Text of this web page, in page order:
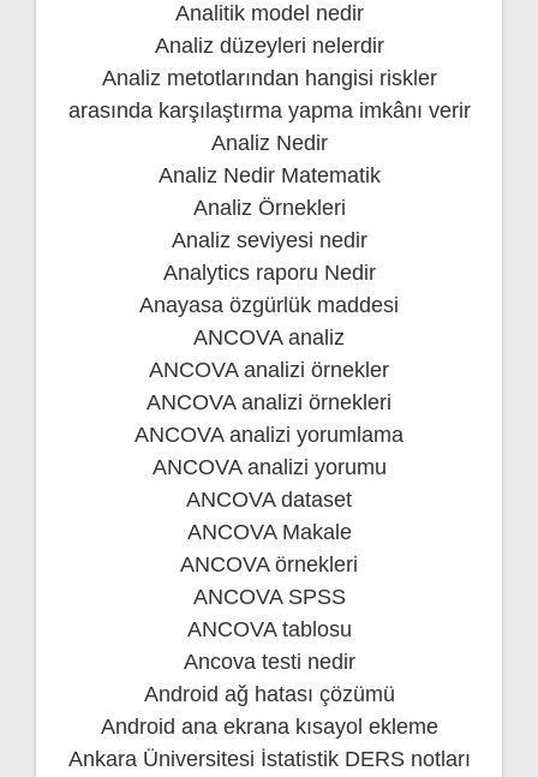
Analitik model nedir
Analiz düzeyleri nelerdir
Analiz metotlarından hangisi riskler
arasında karşılaştırma yapma imkânı verir
Analiz Nedir
Analiz Nedir Matematik
Analiz Örnekleri
Analiz seviyesi nedir
Analytics raporu Nedir
Anayasa özgürlük maddesi
ANCOVA analiz
ANCOVA analizi örnekler
ANCOVA analizi örnekleri
ANCOVA analizi yorumlama
ANCOVA analizi yorumu
ANCOVA dataset
ANCOVA Makale
ANCOVA örnekleri
ANCOVA SPSS
ANCOVA tablosu
Ancova testi nedir
Android ağ hatası çözümü
Android ana ekrana kısayol ekleme
Ankara Üniversitesi İstatistik DERS notları